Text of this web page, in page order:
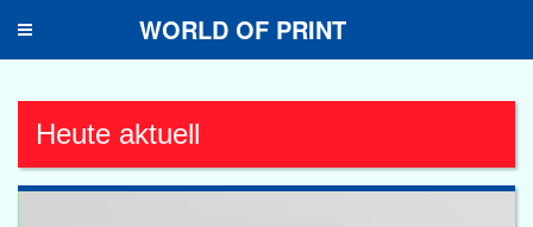
Toggle
WORLD OF PRINT
Heute aktuell